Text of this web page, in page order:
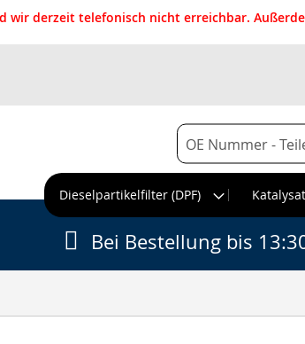
wir derzeit telefonisch nicht erreichbar.
Suche
Dieselpartikelfilter (DPF)
Bei Bestellung bis